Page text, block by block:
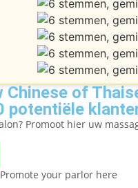
Chinese of
potentiële
Promoot hier uw
your parlor here